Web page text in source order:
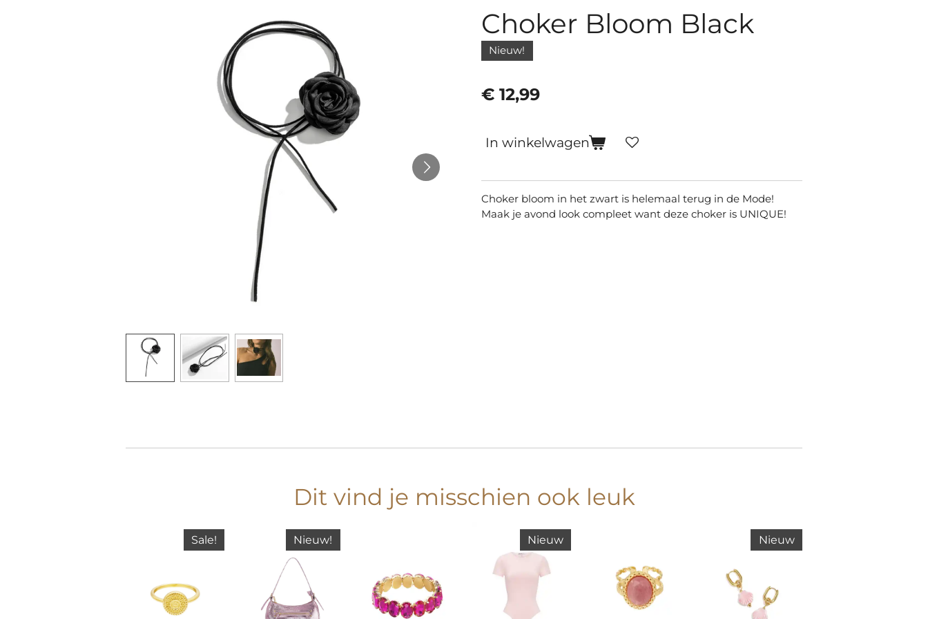
Choker Bloom Black
Nieuw!
€ 12,99
In winkelwagen
Choker bloom in het zwart is helemaal terug in de Mode!
Maak je avond look compleet want deze choker is UNIQUE!
Dit vind je misschien ook leuk
Sale! Nieuw! Nieuw Nieuw